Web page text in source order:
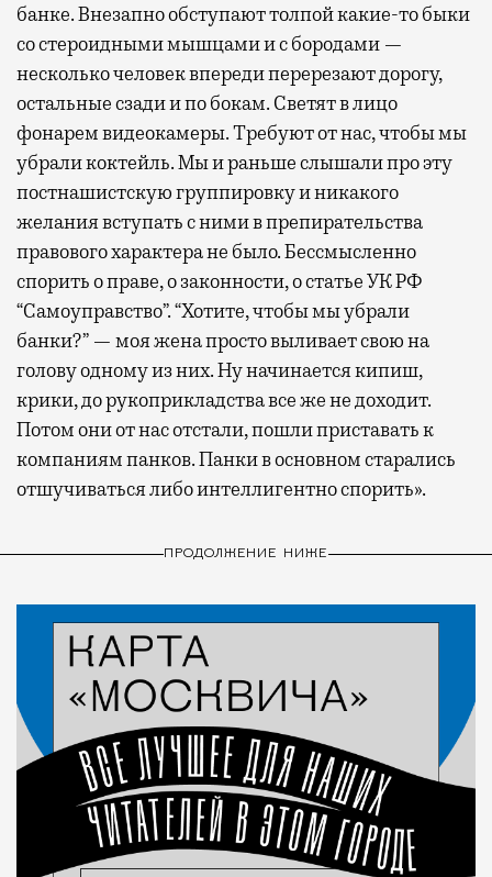
банке. Внезапно обступают толпой какие-то быки
со стероидными мышцами и с бородами —
несколько человек впереди перерезают дорогу,
остальные сзади и по бокам. Светят в лицо
фонарем видеокамеры. Требуют от нас, чтобы мы
убрали коктейль. Мы и раньше слышали про эту
постнашистскую группировку и никакого
желания вступать с ними в препирательства
правового характера не было. Бессмысленно
спорить о праве, о законности, о статье УК РФ
“Самоуправство”. “Хотите, чтобы мы убрали
банки?” — моя жена просто выливает свою на
голову одному из них. Ну начинается кипиш,
крики, до рукоприкладства все же не доходит.
Потом они от нас отстали, пошли приставать к
компаниям панков. Панки в основном старались
отшучиваться либо интеллигентно спорить».
ПРОДОЛЖЕНИЕ НИЖЕ